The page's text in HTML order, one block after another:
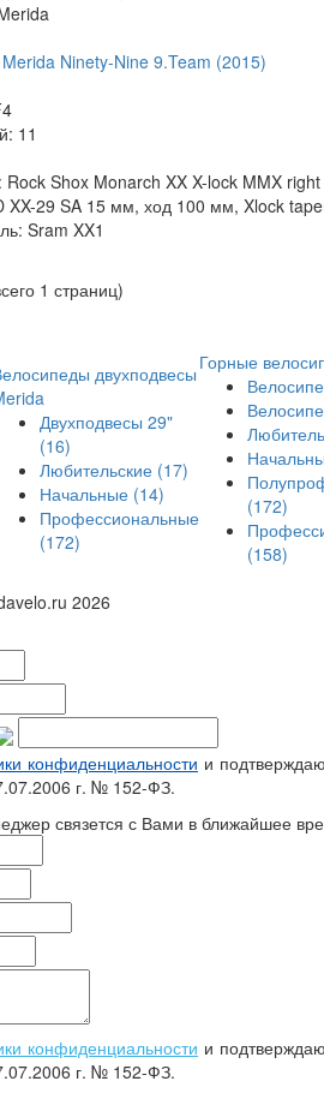
Ninety-Nine 9.Team (2015)
11
Rock Shox Monarch XX X-lock MMX right
XX-29 SA 15 мм, ход 100 мм, Xlock
Sram XX1
1 страниц)
двухподвесы
Двухподвесы 29"
(16)
Любительские (17)
Начальные (14)
Профессиональные
(172)
Горные
(172)
(158)
2026
конфиденциальности и
г. № 152-ФЗ.
связется с Вами в ближайшее
конфиденциальности и
г. № 152-ФЗ.